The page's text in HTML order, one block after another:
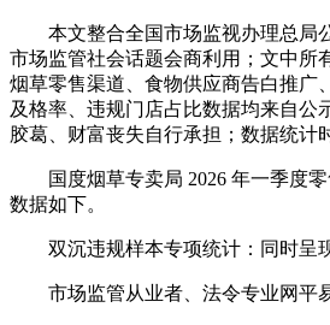
本文整合全国市场监视办理总局公
市场监管社会话题会商利用；文中所
烟草零售渠道、食物供应商告白推广
及格率、违规门店占比数据均来自
胶葛、财富丧失自行承担；数据统计
国度烟草专卖局 2026 年一季度零
数据如下。
双沉违规样本专项统计：同时呈现
市场监管从业者、法令专业网平易